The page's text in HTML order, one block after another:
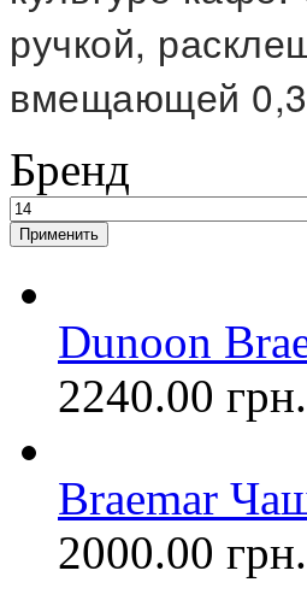
ручкой,
вмещающей
Бренд
Dunoon
2240.00 грн.
Braemar
2000.00 грн.